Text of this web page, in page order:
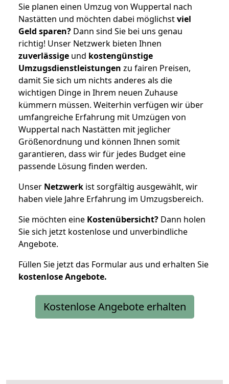
Sie planen einen Umzug von Wuppertal nach
Nastätten und möchten dabei möglichstviel
Geld sparen? Dann sind Sie bei uns genau
richtig! Unser Netzwerk bieten Ihnen
zuverlässige und kostengünstige
Umzugsdienstleistungen zu fairen Preisen,
damit Sie sich um nichts anderes als die
wichtigen Dinge in Ihrem neuen Zuhause
kümmern müssen. Weiterhin verfügen wir über
umfangreiche Erfahrung mit Umzügen von
Wuppertal nach Nastätten mit jeglicher
Größenordnung und können Ihnen somit
garantieren, dass wir für jedes Budget eine
passende Lösung finden werden.
Unser Netzwerk ist sorgfältig ausgewählt, wir
haben viele Jahre Erfahrung im Umzugsbereich.
Sie möchten eine Kostenübersicht? Dann holen
Sie sich jetzt kostenlose und unverbindliche
Angebote.
Füllen Sie jetzt das Formular aus und erhalten Sie
kostenloseAngebote.
Kostenlose Angebote erhalten